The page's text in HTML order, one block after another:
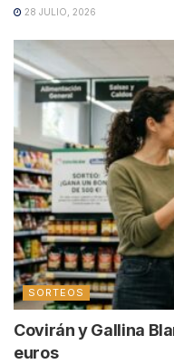
28 JULIO, 2026
SORTEOS
Covirán y Gallina
euros